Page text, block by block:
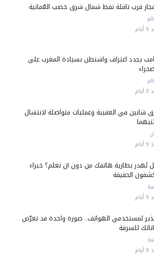
قرب ناقلة نفط شمال شرق خصب العُمانية
يجدد اعتراف واشنطن بسيادة المغرب على
شابين في العقيبة وعمليات متواصلة لانتشال
تُهدر بطارية هاتفك من دون أن تعلم؟ خبراء
الحقيقة
لمستخدمي الهواتف.. صورة واحدة قد تعرّض
للسرقة